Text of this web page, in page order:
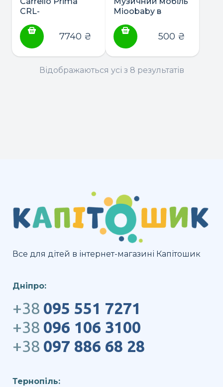
CRL-
ліжечко з
електронною
системою
7740 ₴
Mioobaby в
500 ₴
Відображаються усі з 8 результатів
Все для дітей в інтернет-магазині Капітошик
Дніпро:
+38 095 551 7271
+38 096 106 3100
+38 097 886 68 28
Тернопіль: